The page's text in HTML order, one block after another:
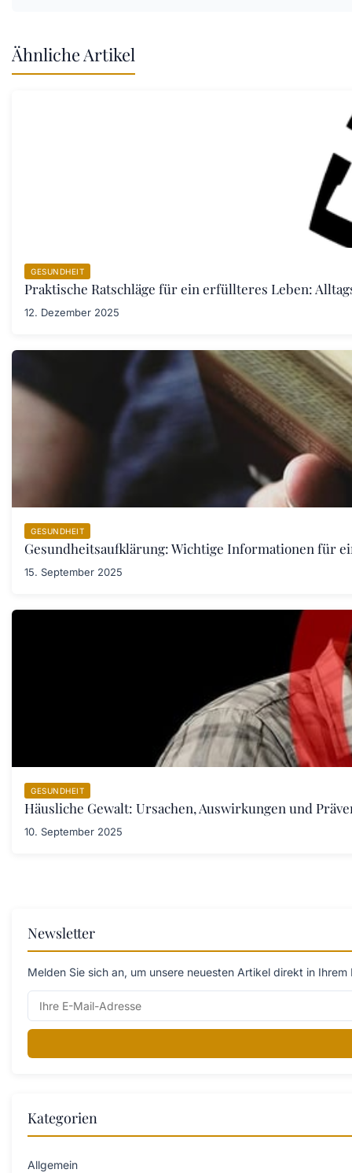
Ähnliche Artikel
GESUNDHEIT
Praktische Ratschläge für ein erfüllteres Leben:
12. Dezember 2025
GESUNDHEIT
Gesundheitsaufklärung: Wichtige Informationen für
15. September 2025
GESUNDHEIT
Häusliche Gewalt: Ursachen, Auswirkungen und
10. September 2025
Newsletter
Melden Sie sich an, um unsere neuesten Artikel direkt in
Kategorien
Allgemein